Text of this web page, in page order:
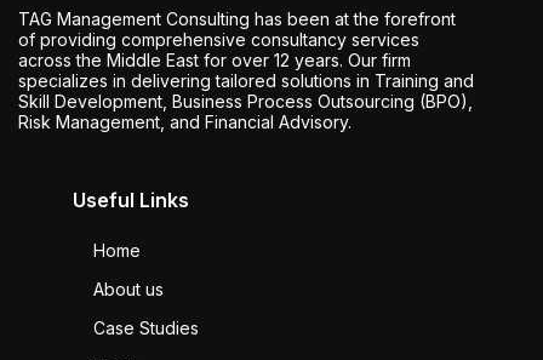
TAG Management Consulting has been at the forefront
of providing comprehensive consultancy services
across the Middle East for over 12 years. Our firm
specializes in delivering tailored solutions in Training and
Skill Development, Business Process Outsourcing (BPO),
Risk Management, and Financial Advisory.
Useful Links
Home
About us
Case Studies